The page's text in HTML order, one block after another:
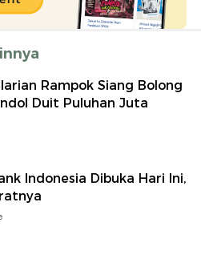
Rampok Siang Bolong
Duit Puluhan Juta
Indonesia Dibuka Hari Ini,